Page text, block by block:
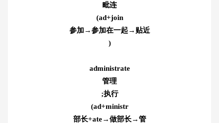
毗连
(ad+join
参加→参加在一起→贴近
)
administrate
管理
;执行
(ad+ministr
部长+ate→做部长→管